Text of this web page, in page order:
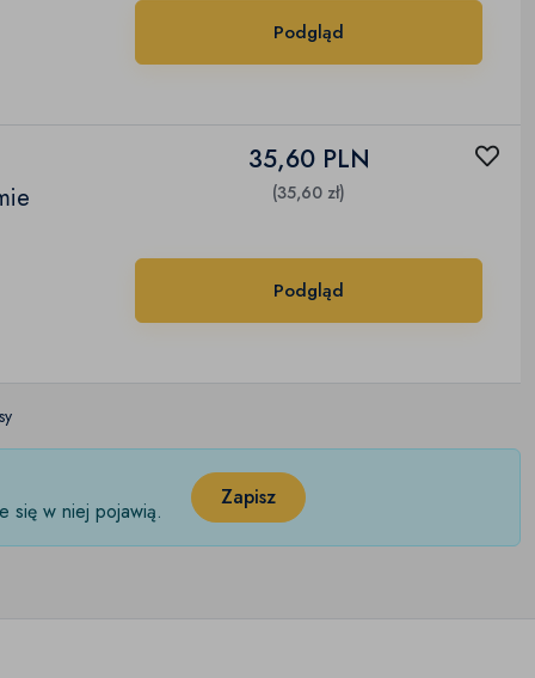
Podgląd
35,60 PLN
(35,60 zł)
Podgląd
się w niej pojawią.
Zapisz